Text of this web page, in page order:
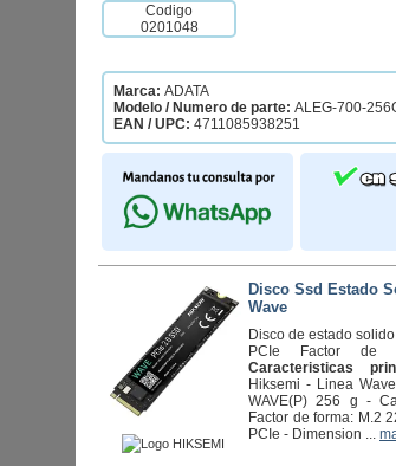
Codigo
0201048
Marca: ADATA
Modelo / Numero de parte: ALEG-700-
EAN / UPC: 4711085938251
Disco Ssd Estado
Wave
Disco de estado
PCIe Factor de
Caracteristicas
Hiksemi - Linea
WAVE(P) 256 g -
Factor de forma: M.2
PCIe - Dimension ...